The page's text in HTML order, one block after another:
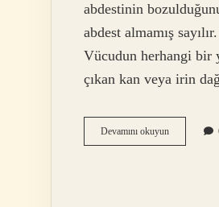
abdestinin
abdest almamış
Vücudun herhangi bir
çıkan kan veya irin
Devamını okuyunAbdestliyken
Ölürsek